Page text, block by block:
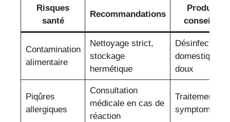
Risques
santé
Recommandations
Produits
conseillés
Contamination
alimentaire
Nettoyage strict,
stockage
hermétique
Désinfectants
domestiques
doux
Piqûres
allergiques
Consultation
médicale en cas de
réaction
Traitement